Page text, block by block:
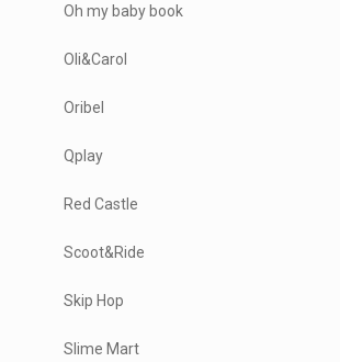
Oh my baby book
Oli&Carol
Oribel
Qplay
Red Castle
Scoot&Ride
Skip Hop
Slime Mart